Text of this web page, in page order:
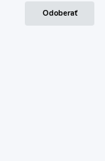
Odoberať